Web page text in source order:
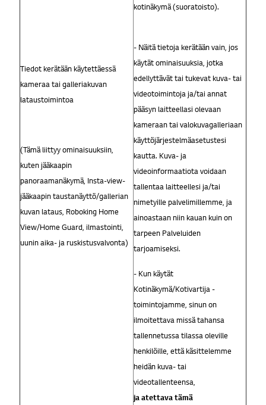
Tiedot kerätään käytettäessä
kameraa tai galleriakuvan
lataustoimintoa
(Tämä liittyy ominaisuuksiin,
kuten jääkaapin
panoraamanäkymä, Insta-view-
jääkaapin taustanäyttö/gallerian
kuvan lataus, Roboking Home
View/Home Guard, ilmastointi,
uunin aika- ja ruskistusvalvonta)
kotinäkymä (suoratoisto).
- Näitä tietoja kerätään vain, jos
käytät ominaisuuksia, jotka
edellyttävät tai tukevat kuva- tai
videotoimintoja ja/tai annat
pääsyn laitteellasi olevaan
kameraan tai valokuvagalleriaan
käyttöjärjestelmäasetustesi
kautta. Kuva- ja
videoinformaatiota voidaan
tallentaa laitteellesi ja/tai
nimetyille palvelimillemme, ja
ainoastaan niin kauan kuin on
tarpeen Palveluiden
tarjoamiseksi.
- Kun käytät
Kotinäkymä/Kotivartija -
toimintojamme, sinun on
ilmoitettava missä tahansa
tallennetussa tilassa oleville
henkilöille, että käsittelemme
heidän kuva- tai
videotallenteensa,
ja atettava tämä